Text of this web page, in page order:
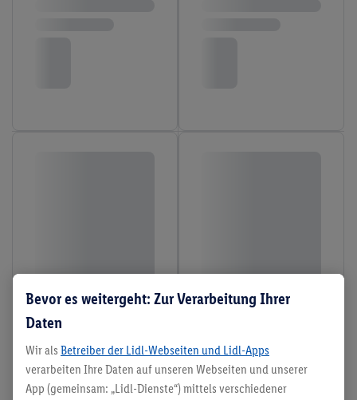
Bevor es weitergeht: Zur Verarbeitung Ihrer
Daten
Wir als Betreiber der Lidl-Webseiten und Lidl-Apps
verarbeiten Ihre Daten auf unseren Webseiten und unserer
App (gemeinsam: „Lidl-Dienste“) mittels verschiedener